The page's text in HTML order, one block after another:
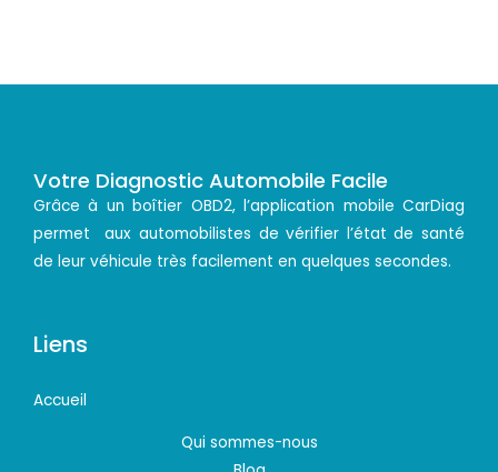
Votre Diagnostic Automobile Facile
Grâce à un boîtier OBD2, l’application mobile CarDiag
permet aux automobilistes de vérifier l’état de santé
de leur véhicule très facilement en quelques secondes.
Liens
Accueil
Qui sommes-nous